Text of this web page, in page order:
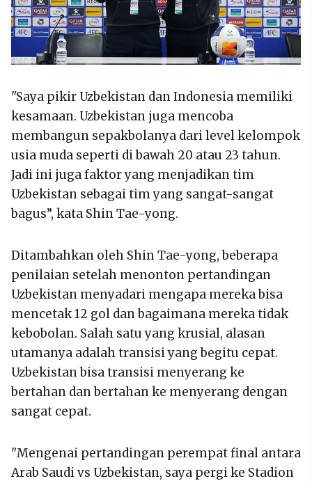
"Saya pikir Uzbekistan dan Indonesia memiliki
kesamaan. Uzbekistan juga mencoba
membangun sepakbolanya dari level kelompok
usia muda seperti di bawah 20 atau 23 tahun.
Jadi ini juga faktor yang menjadikan tim
Uzbekistan sebagai tim yang sangat-sangat
bagus”, kata Shin Tae-yong.
Ditambahkan oleh Shin Tae-yong, beberapa
penilaian setelah menonton pertandingan
Uzbekistan menyadari mengapa mereka bisa
mencetak 12 gol dan bagaimana mereka tidak
kebobolan. Salah satu yang krusial, alasan
utamanya adalah transisi yang begitu cepat.
Uzbekistan bisa transisi menyerang ke
bertahan dan bertahan ke menyerang dengan
sangat cepat.
"Mengenai pertandingan perempat final antara
Arab Saudi vs Uzbekistan, saya pergi ke Stadion